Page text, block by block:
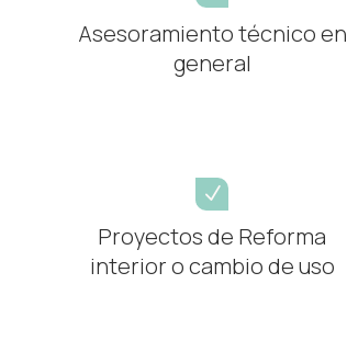
Asesoramiento técnico en
general
N
Proyectos de Reforma
interior o cambio de uso